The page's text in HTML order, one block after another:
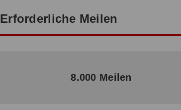
Erforderliche Meilen
8.000 Meilen